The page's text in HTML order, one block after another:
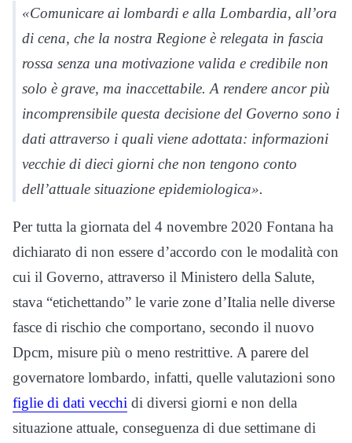
«Comunicare ai lombardi e alla Lombardia, all’ora
di cena, che la nostra Regione è relegata in fascia
rossa senza una motivazione valida e credibile non
solo è grave, ma inaccettabile. A rendere ancor più
incomprensibile questa decisione del Governo sono i
dati attraverso i quali viene adottata: informazioni
vecchie di dieci giorni che non tengono conto
dell’attuale situazione epidemiologica».
Per tutta la giornata del 4 novembre 2020 Fontana ha
dichiarato di non essere d’accordo con le modalità con
cui il Governo, attraverso il Ministero della Salute,
stava “etichettando” le varie zone d’Italia nelle diverse
fasce di rischio che comportano, secondo il nuovo
Dpcm, misure più o meno restrittive. A parere del
governatore lombardo, infatti, quelle valutazioni sono
figlie di dati vecchi di diversi giorni e non della
situazione attuale, conseguenza di due settimane di